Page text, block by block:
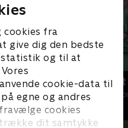
cookies fra
give dig den bedste
statistik og til at
cookie-data til
egne og andres
cookies
dit samtykke
Fake Patient
Drama • 1